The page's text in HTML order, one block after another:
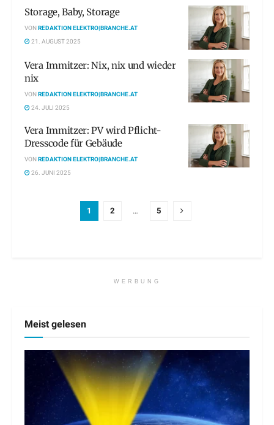
Storage, Baby, Storage
VONREDAKTION ELEKTRO|BRANCHE.AT
21. AUGUST 2025
Vera Immitzer: Nix, nix und wieder
nix
VONREDAKTION ELEKTRO|BRANCHE.AT
24. JULI 2025
Vera Immitzer: PV wird Pflicht-
Dresscode für Gebäude
VONREDAKTION ELEKTRO|BRANCHE.AT
26. JUNI 2025
1 2 … 5
WERBUNG
Meist gelesen